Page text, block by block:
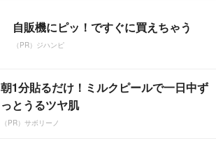
自販機にピッ！ですぐに買えちゃう
（PR）ジハンピ
朝1分貼るだけ！ミルクピールで一日中ず
っとうるツヤ肌
（PR）サボリーノ